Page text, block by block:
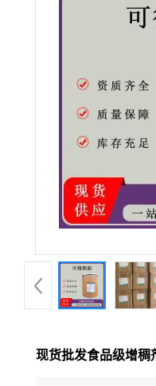
现货批发食品级增稠